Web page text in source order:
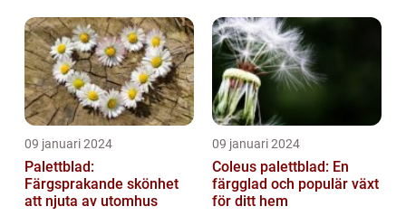
09 januari 2024
Palettblad:
Färgsprakande skönhet
att njuta av utomhus
09 januari 2024
Coleus palettblad: En
färgglad och populär växt
för ditt hem